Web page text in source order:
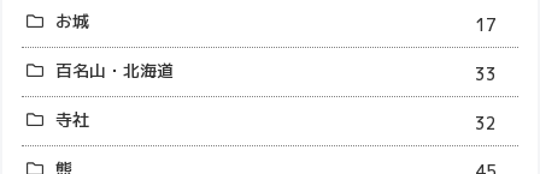
お城
17
百名山・北海道
33
寺社
32
熊